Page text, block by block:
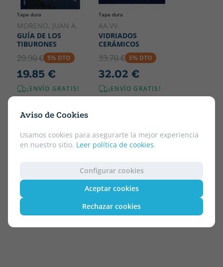
Aviso de Cookies
Usamos cookies para asegurarte la mejor experiencia
en nuestro sitio. Leer política de cookies.
Configurar cookies
Aceptar cookies
Rechazar cookies
Tapa dura
MORENO, JUAN A.
GUÍA DE LOS
TIBURONES
20.90 € 5% DTO
19.85 €
¡ENVÍO GRATIS!
Tapa dura
AA.VV.
VIDRIADOS
CERÁMICOS
33.70 € 5% DTO
32.02 €
¡ENVÍO GRATIS!